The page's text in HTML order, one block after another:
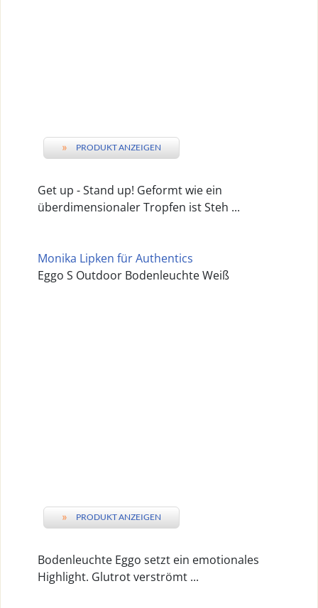
» PRODUKT ANZEIGEN
Get up - Stand up! Geformt wie ein
überdimensionaler Tropfen ist Steh ...
Monika Lipken für Authentics
Eggo S Outdoor Bodenleuchte Weiß
» PRODUKT ANZEIGEN
Bodenleuchte Eggo setzt ein emotionales
Highlight. Glutrot verströmt ...